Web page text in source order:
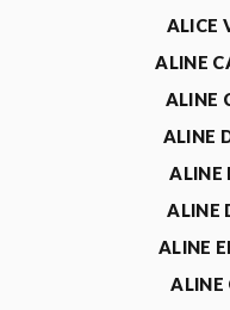
ALICE
ALINE
ALINE
ALINE
ALINE
ALINE
ALINE
ALINE